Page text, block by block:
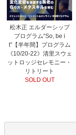
松木正 エルダーシップ
プログラム“So, be i
t”【半年間】プログラム
《10/20-22》清里スウェ
ットロッジセレモニー・
リトリート
SOLD OUT